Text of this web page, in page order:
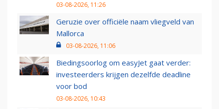
03-08-2026, 11:26
Geruzie over officiële naam vliegveld van
Mallorca
03-08-2026, 11:06
Biedingsoorlog om easyJet gaat verder:
investeerders krijgen dezelfde deadline
voor bod
03-08-2026, 10:43